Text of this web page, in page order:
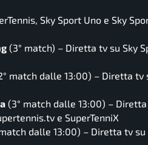
Sky Sport Uno e Sky
(3° match) – Diretta tv su Sky
match dalle 13:00) – Diretta tv
(3° match dalle 13:00) –
e SuperTenniX
dalle 13:00) – Diretta tv su